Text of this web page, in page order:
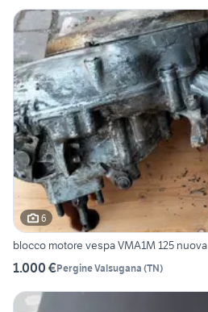
6
blocco motore vespa VMA1M 125 nuova
1.000 €Pergine Valsugana (TN)